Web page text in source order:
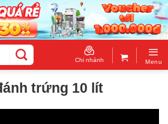
Chi nhánh Menu
trứng 10 lít